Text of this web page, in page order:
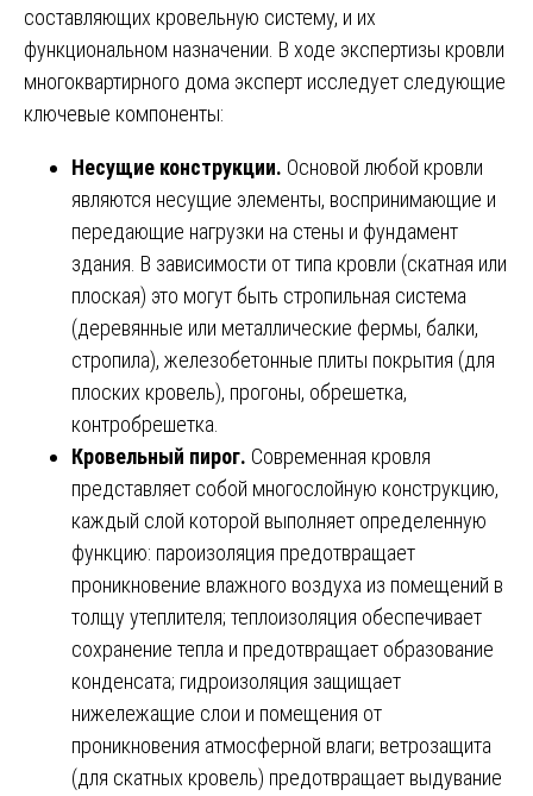
составляющих кровельную систему, и их
функциональном назначении. В ходе экспертизы кровли
многоквартирного дома эксперт исследует следующие
ключевые компоненты:
Несущие конструкции. Основой любой кровли
являются несущие элементы, воспринимающие и
передающие нагрузки на стены и фундамент
здания. В зависимости от типа кровли (скатная или
плоская) это могут быть стропильная система
(деревянные или металлические фермы, балки,
стропила), железобетонные плиты покрытия (для
плоских кровель), прогоны, обрешетка,
контробрешетка.
Кровельный пирог. Современная кровля
представляет собой многослойную конструкцию,
каждый слой которой выполняет определенную
функцию: пароизоляция предотвращает
проникновение влажного воздуха из помещений в
толщу утеплителя; теплоизоляция обеспечивает
сохранение тепла и предотвращает образование
конденсата; гидроизоляция защищает
нижележащие слои и помещения от
проникновения атмосферной влаги; ветрозащита
(для скатных кровель) предотвращает выдувание